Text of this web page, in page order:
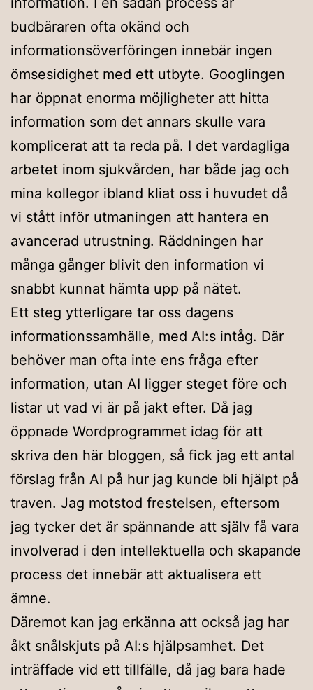
budbäraren ofta okänd och
informationsöverföringen innebär ingen
ömsesidighet med ett utbyte. Googlingen
har öppnat enorma möjligheter att hitta
information som det annars skulle vara
komplicerat att ta reda på. I det vardagliga
arbetet inom sjukvården, har både jag och
mina kollegor ibland kliat oss i huvudet då
vi stått inför utmaningen att hantera en
avancerad utrustning. Räddningen har
många gånger blivit den information vi
snabbt kunnat hämta upp på nätet.
Ett steg ytterligare tar oss dagens
informationssamhälle, med AI:s intåg. Där
behöver man ofta inte ens fråga efter
information, utan AI ligger steget före och
listar ut vad vi är på jakt efter. Då jag
öppnade Wordprogrammet idag för att
skriva den här bloggen, så fick jag ett antal
förslag från AI på hur jag kunde bli hjälpt på
traven. Jag motstod frestelsen, eftersom
jag tycker det är spännande att själv få vara
involverad i den intellektuella och skapande
process det innebär att aktualisera ett
ämne.
Däremot kan jag erkänna att också jag har
åkt snålskjuts på AI:s hjälpsamhet. Det
inträffade vid ett tillfälle, då jag bara hade